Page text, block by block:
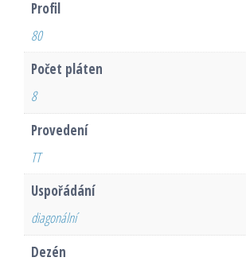
Profil
80
Počet pláten
8
Provedení
TT
Uspořádání
diagonální
Dezén